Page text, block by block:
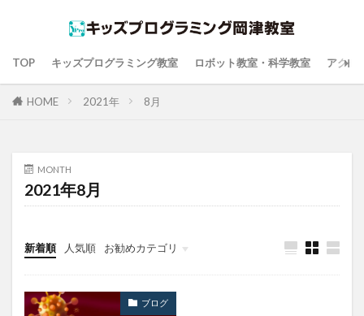
TOP キッズプログラミング教室 ロボット教室・科学教室 アクセ
HOME 2021年 8月
MONTH
2021年8月
新着順 人気順 お勧めカテゴリ
ブログ